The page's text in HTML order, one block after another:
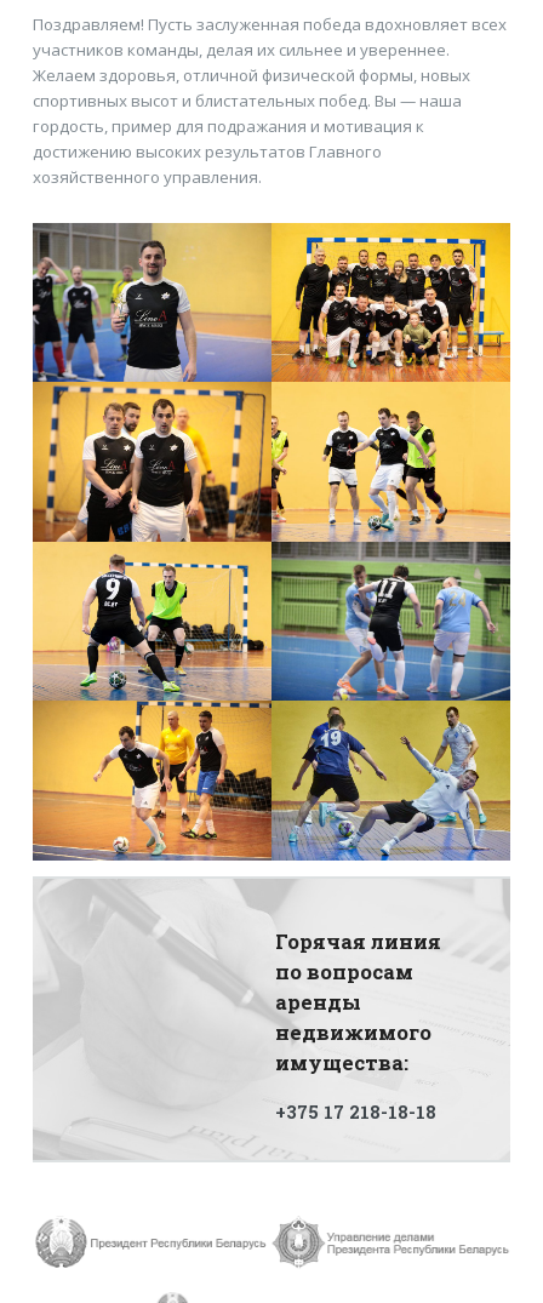
Поздравляем! Пусть заслуженная победа вдохновляет всех
участников команды, делая их сильнее и увереннее.
Желаем здоровья, отличной физической формы, новых
спортивных высот и блистательных побед. Вы — наша
гордость, пример для подражания и мотивация к
достижению высоких результатов Главного
хозяйственного управления.
Горячая линия
по вопросам
аренды
недвижимого
имущества:
+375 17 218-18-18